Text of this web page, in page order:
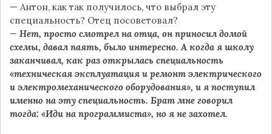
— Антон, как так получилось, что выбрал эту
специальность? Отец посоветовал?
— Нет, просто смотрел на отца, он приносил домой
схемы, давал паять, было интересно. А когда я школу
заканчивал, как раз открылась специальность
«техническая эксплуатация и ремонт электрического
и электромеханического оборудования», и я поступил
именно на эту специальность. Брат мне говорил
тогда: «Иди на программиста», но я не захотел.